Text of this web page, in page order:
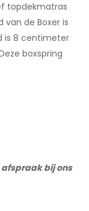
topdekmatras
de Boxer is
is 8 centimeter
boxspring
afspraak bij ons